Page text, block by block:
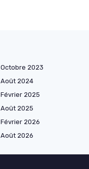
Octobre 2023
Août 2024
Février 2025
Août 2025
Février 2026
Août 2026